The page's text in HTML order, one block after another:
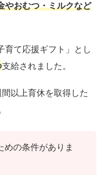
やおむつ・ミルクなど
育て応援ギフト」とし
支給されました。
以上育休を取得した
めの条件がありま